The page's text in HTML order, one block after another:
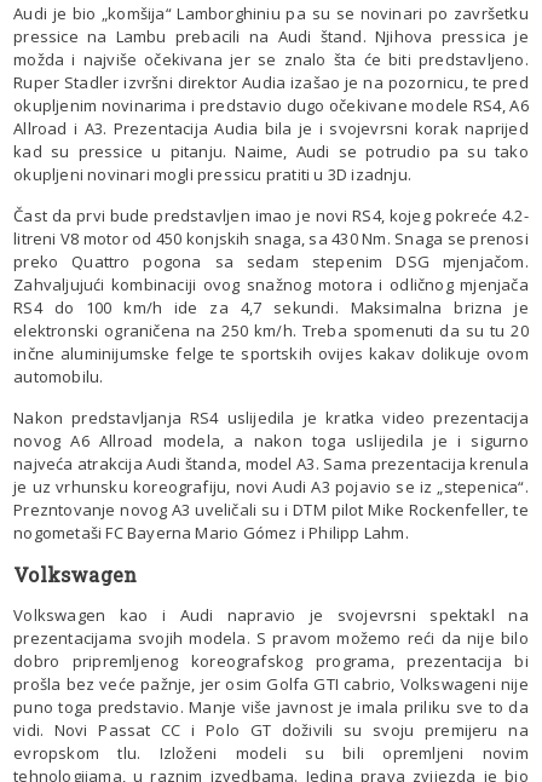
Audi je bio „komšija“ Lamborghiniu pa su se novinari po završetku
pressice na Lambu prebacili na Audi štand. Njihova pressica je
možda i najviše očekivana jer se znalo šta će biti predstavljeno.
Ruper Stadler izvršni direktor Audia izašao je na pozornicu, te pred
okupljenim novinarima i predstavio dugo očekivane modele RS4, A6
Allroad i A3. Prezentacija Audia bila je i svojevrsni korak naprijed
kad su pressice u pitanju. Naime, Audi se potrudio pa su tako
okupljeni novinari mogli pressicu pratiti u 3D izadnju.
Čast da prvi bude predstavljen imao je novi RS4, kojeg pokreće 4.2-
litreni V8 motor od 450 konjskih snaga, sa 430 Nm. Snaga se prenosi
preko Quattro pogona sa sedam stepenim DSG mjenjačom.
Zahvaljujući kombinaciji ovog snažnog motora i odličnog mjenjača
RS4 do 100 km/h ide za 4,7 sekundi. Maksimalna brizna je
elektronski ograničena na 250 km/h. Treba spomenuti da su tu 20
inčne aluminijumske felge te sportskih ovijes kakav dolikuje ovom
automobilu.
Nakon predstavljanja RS4 uslijedila je kratka video prezentacija
novog A6 Allroad modela, a nakon toga uslijedila je i sigurno
najveća atrakcija Audi štanda, model A3. Sama prezentacija krenula
je uz vrhunsku koreografiju, novi Audi A3 pojavio se iz „stepenica“.
Prezntovanje novog A3 uveličali su i DTM pilot Mike Rockenfeller, te
nogometaši FC Bayerna Mario Gómez i Philipp Lahm.
Volkswagen
Volkswagen kao i Audi napravio je svojevrsni spektakl na
prezentacijama svojih modela. S pravom možemo reći da nije bilo
dobro pripremljenog koreografskog programa, prezentacija bi
prošla bez veće pažnje, jer osim Golfa GTI cabrio, Volkswageni nije
puno toga predstavio. Manje više javnost je imala priliku sve to da
vidi. Novi Passat CC i Polo GT doživili su svoju premijeru na
evropskom tlu. Izloženi modeli su bili opremljeni novim
tehnologijama, u raznim izvedbama. Jedina prava zvijezda je bio